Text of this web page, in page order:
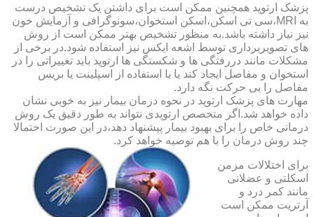
پزشک ارتوپد همچنین ممکن است برای داشتن یک تشخیص درست
به MRI،سی تی اسکن،اسکن استخوان،سونوگرافی و آزمایش خون
نیز نیاز داشته باشد.به منظور تشخیص بهتر ممکن است از روش
های تصویربرداری توسط اشعه ایکس نیز استفاده شود.در برخی از
مشکلات مانند دررفتگی ها و شکستگی ها ارتوپد باید تغییراتی را در
استخوان و مفاصل ایجاد کند یا با استفاده از اسپلینت یا بریس
مفاصل را بی حرکت نگه دارد.
مهارت های پزشک ارتوپد در نحوه درمان بیمار نیز به خوبی نشان
داده خواهد شد.اگر متخصص ارتوپدی نتواند به طور دقیق یک روش
درمانی خاص را برای بهبود بیمار پیشنهاد دهد،در این صورت احتمالا
چند روش درمان را با هم توصیه خواهد کرد.
برای اختلالات مزمن
اسکلتی و عضلانی
مانند کمر درد و
آرتریت ممکن است